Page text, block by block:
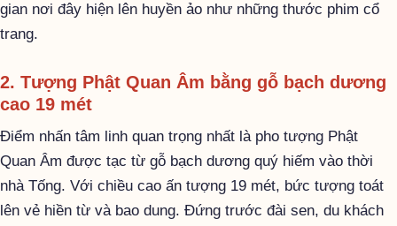
gian nơi đây hiện lên huyền ảo như những thước phim cổ
trang.
2. Tượng Phật Quan Âm bằng gỗ bạch dương
cao 19 mét
Điểm nhấn tâm linh quan trọng nhất là pho tượng Phật
Quan Âm được tạc từ gỗ bạch dương quý hiếm vào thời
nhà Tống. Với chiều cao ấn tượng 19 mét, bức tượng toát
lên vẻ hiền từ và bao dung. Đứng trước đài sen, du khách